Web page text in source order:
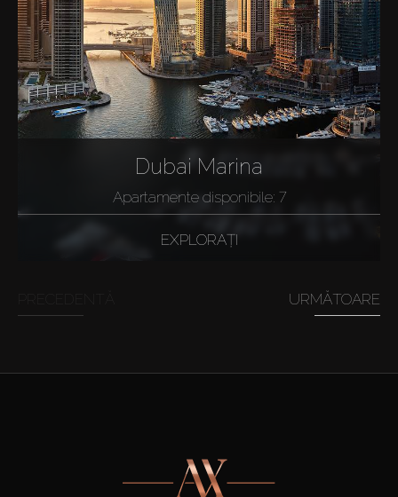
Dubai Marina
Apartamente disponibile: 7
EXPLORAȚI
URMĂTOARE